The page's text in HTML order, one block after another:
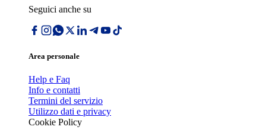
Seguici anche su
Area personale
Help e Faq
Info e contatti
Termini del servizio
Utilizzo dati e privacy
Cookie Policy